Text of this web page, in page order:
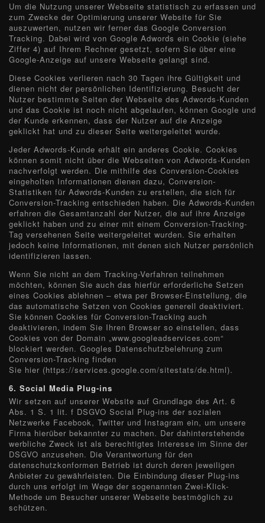
Um die Nutzung unserer Webseite statistisch zu erfassen und
zum Zwecke der Optimierung unserer Website für Sie
auszuwerten, nutzen wir ferner das Google Conversion
Tracking. Dabei wird von Google Adwords ein Cookie (siehe
Ziffer 4) auf Ihrem Rechner gesetzt, sofern Sie über eine
Google-Anzeige auf unsere Webseite gelangt sind.
Diese Cookies verlieren nach 30 Tagen ihre Gültigkeit und
dienen nicht der persönlichen Identifizierung. Besucht der
Nutzer bestimmte Seiten der Webseite des Adwords-Kunden
und das Cookie ist noch nicht abgelaufen, können Google und
der Kunde erkennen, dass der Nutzer auf die Anzeige
geklickt hat und zu dieser Seite weitergeleitet wurde.
Jeder Adwords-Kunde erhält ein anderes Cookie. Cookies
können somit nicht über die Webseiten von Adwords-Kunden
nachverfolgt werden. Die mithilfe des Conversion-Cookies
eingeholten Informationen dienen dazu, Conversion-
Statistiken für Adwords-Kunden zu erstellen, die sich für
Conversion-Tracking entschieden haben. Die Adwords-Kunden
erfahren die Gesamtanzahl der Nutzer, die auf ihre Anzeige
geklickt haben und zu einer mit einem Conversion-Tracking-
Tag versehenen Seite weitergeleitet wurden. Sie erhalten
jedoch keine Informationen, mit denen sich Nutzer persönlich
identifizieren lassen.
Wenn Sie nicht an dem Tracking-Verfahren teilnehmen
möchten, können Sie auch das hierfür erforderliche Setzen
eines Cookies ablehnen – etwa per Browser-Einstellung, die
das automatische Setzen von Cookies generell deaktiviert.
Sie können Cookies für Conversion-Tracking auch
deaktivieren, indem Sie Ihren Browser so einstellen, dass
Cookies von der Domain „www.googleadservices.com“
blockiert werden. Googles Datenschutzbelehrung zum
Conversion-Tracking finden
Sie hier (https://services.google.com/sitestats/de.html).
6. Social Media Plug-ins
Wir setzen auf unserer Website auf Grundlage des Art. 6
Abs. 1 S. 1 lit. f DSGVO Social Plug-ins der sozialen
Netzwerke Facebook, Twitter und Instagram ein, um unsere
Firma hierüber bekannter zu machen. Der dahinterstehende
werbliche Zweck ist als berechtigtes Interesse im Sinne der
DSGVO anzusehen. Die Verantwortung für den
datenschutzkonformen Betrieb ist durch deren jeweiligen
Anbieter zu gewährleisten. Die Einbindung dieser Plug-ins
durch uns erfolgt im Wege der sogenannten Zwei-Klick-
Methode um Besucher unserer Webseite bestmöglich zu
schützen.